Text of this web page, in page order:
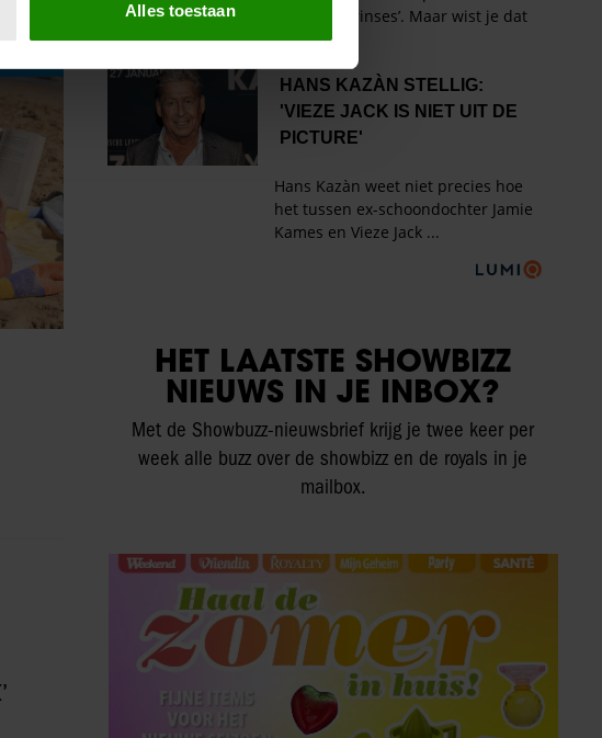
voor social media te bieden en om ons
site met onze partners voor social
met andere informatie die u aan ze heeft
U gaat akkoord met onze cookies als u
Alles toestaan
HET LAATSTE SHOWBIZZ
NIEUWS IN JE INBOX?
Met de Showbuzz-nieuwsbrief krijg je twee keer per
week alle buzz over de showbizz en de royals in je
mailbox.